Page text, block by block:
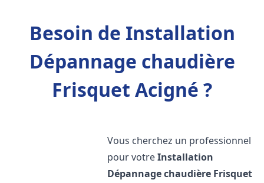
Besoin de Installation
Dépannage chaudière
Frisquet Acigné ?
Vous cherchez un professionnel
pour votreInstallation
Dépannage chaudière Frisquet